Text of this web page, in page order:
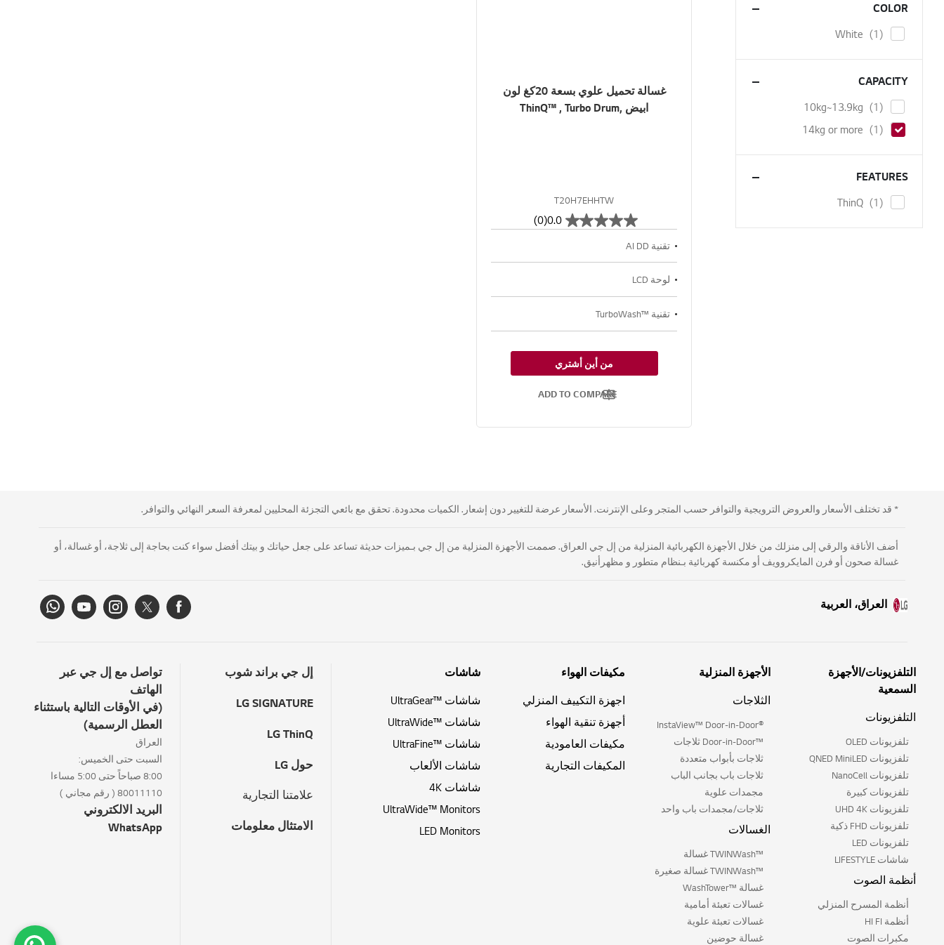
غسالة تحميل علوي بسعة 20كغ لون
ابيض ,ThinQ™ , Turbo Drum
T20H7EHHTW
0.0
(0)
تقنية AI DD
لوحة LCD
تقنية ™TurboWash
من أين أشتري
ADD TO COMPARE
COLOR
White 1
item
CAPACITY
10kg~13.9kg 1
item
14kg or more
1
item
FEATURES
ThinQ 1
item
* قد تختلف الأسعار والعروض الترويجية والتوافر حسب المتجر وعلى الإنترنت. الأسعار عرضة للتغيير دون إشعار. الكميات محدودة. تحقق مع بائعي التجزئة المحليين لمعرفة السعر النهائي والتوافر.
أضف الأناقة والرقي إلى منزلك من خلال الأجهزة الكهربائية المنزلية من إل جي العراق. صممت الأجهزة المنزلية من إل جي بـميزات حديثة تساعد على جعل حياتك و بيتك أفضل سواء كنت بحاجة إلى ثلاجة، أو غسالة، أو
غسالة صحون أو فرن المايكروويف أو مكنسة كهربائية بـنظام متطور و مظهرأنيق.
العراق، العربية
التلفزيونات/الأجهزة
السمعية
التلفزيونات
تلفزيونات OLED
تلفزيونات QNED MiniLED
تلفزيونات NanoCell
تلفزيونات كبيرة
تلفزيونات UHD 4K
تلفزيونات FHD ذكية
تلفزيونات LED
شاشات LIFESTYLE
أنظمة الصوت
أنظمة المسرح المنزلي
أنظمة HI FI
مكبرات الصوت
الأجهزة المنزلية
الثلاجات
®InstaView™ Door-in-Door
™Door-in-Door ثلاجات
ثلاجات بأبواب متعددة
ثلاجات باب بجانب الباب
مجمدات علوية
ثلاجات/مجمدات باب واحد
الغسالات
™TWINWash غسالة
™TWINWash غسالة صغيرة
غسالة ™WashTower
غسالات تعبئة أمامية
غسالات تعبئة علوية
غسالة حوضين
مكيفات الهواء
اجهزة التكييف المنزلي
أجهزة تنقية الهواء
مكيفات العامودية
المكيفات التجارية
شاشات
شاشات ™UltraGear
شاشات ™UltraWide
شاشات ™UltraFine
شاشات الألعاب
شاشات 4K
UltraWide™ Monitors
LED Monitors
إل جي براند شوب
LG SIGNATURE
LG ThinQ
حول LG
علامتنا التجارية
الامتثال معلومات
تواصل مع إل جي عبر
الهاتف
(في الأوقات التالية باستثناء
العطل الرسمية)
العراق
السبت حتى الخميس:
8:00 صباحاً حتى 5:00 مساءا
80011110 ( رقم مجاني )
البريد الالكتروني
WhatsApp